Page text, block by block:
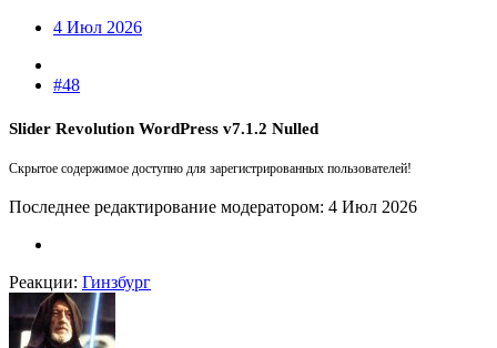
4 Июл 2026
#48
Slider Revolution WordPress v7.1.2 Nulled
Скрытое содержимое доступно для зарегистрированных пользователей!
Последнее редактирование модератором: 4 Июл 2026
Реакции: Гинзбург